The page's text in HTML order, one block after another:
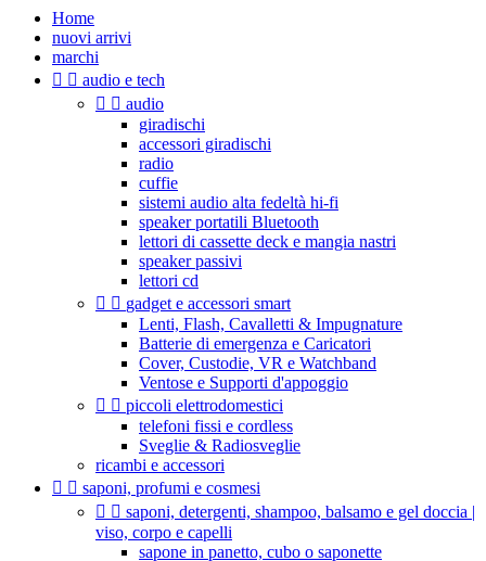
Home
nuovi arrivi
marchi
  audio e tech
  audio
giradischi
accessori giradischi
radio
cuffie
sistemi audio alta fedeltà hi-fi
speaker portatili Bluetooth
lettori di cassette deck e mangia nastri
speaker passivi
lettori cd
  gadget e accessori smart
Lenti, Flash, Cavalletti & Impugnature
Batterie di emergenza e Caricatori
Cover, Custodie, VR e Watchband
Ventose e Supporti d'appoggio
  piccoli elettrodomestici
telefoni fissi e cordless
Sveglie & Radiosveglie
ricambi e accessori
  saponi, profumi e cosmesi
  saponi, detergenti, shampoo, balsamo e gel doccia |
viso, corpo e capelli
sapone in panetto, cubo o saponette